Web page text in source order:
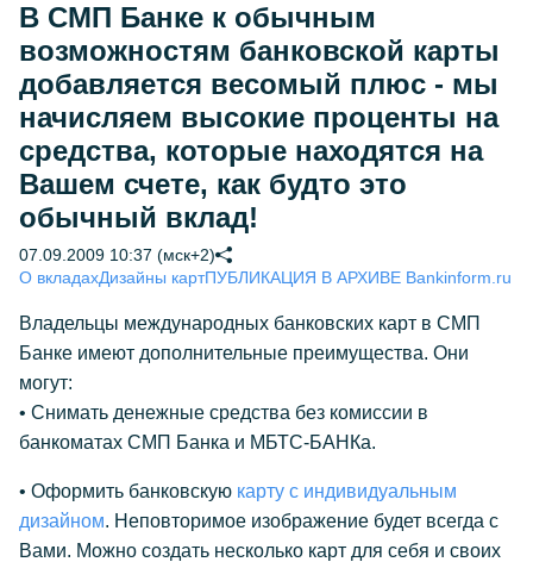
В СМП Банке к обычным
возможностям банковской карты
добавляется весомый плюс - мы
начисляем высокие проценты на
средства, которые находятся на
Вашем счете, как будто это
обычный вклад!
07.09.2009 10:37 (мск+2)
О вкладахДизайны картПУБЛИКАЦИЯ В АРХИВЕ Bankinform.ru
Владельцы международных банковских карт в СМП
Банке имеют дополнительные преимущества. Они
могут:
• Снимать денежные средства без комиссии в
банкоматах СМП Банка и МБТС-БАНКа.
• Оформить банковскую карту с индивидуальным
дизайном. Неповторимое изображение будет всегда с
Вами. Можно создать несколько карт для себя и своих